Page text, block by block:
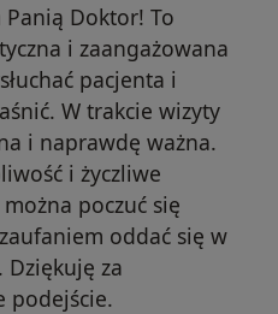
Panią Doktor! To
i zaangażowana
pacjenta i
W trakcie wizyty
i naprawdę ważna.
i życzliwe
poczuć się
oddać się w
Dziękuję za
podejście.